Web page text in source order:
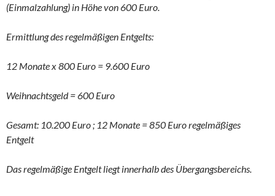
(Einmalzahlung) in Höhe von 600 Euro.
Ermittlung des regelmäßigen Entgelts:
12 Monate x 800 Euro = 9.600 Euro
Weihnachtsgeld = 600 Euro
Gesamt: 10.200 Euro ; 12 Monate = 850 Euro regelmäßiges
Entgelt
Das regelmäßige Entgelt liegt innerhalb des Übergangsbereichs.